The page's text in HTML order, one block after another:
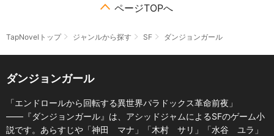
ページTOPへ
TapNovelトップ ジャンルから探す SF ダンジョンガール
ダンジョンガール
「エンドロールから回転する異世界パラドックス革命前夜」
――『ダンジョンガール』は、アシッドジャムによるSFのゲーム小
説です。あらすじや「神田 マナ」「木村 サリ」「水谷 ユラ」